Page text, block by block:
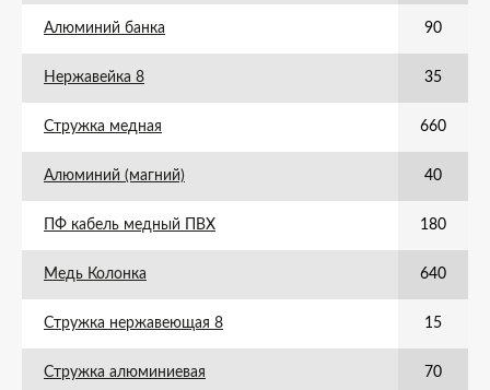
Алюминий банка 90
Нержавейка 8 35
Стружка медная 660
Алюминий (магний) 40
ПФ кабель медный ПВХ 180
Медь Колонка 640
Стружка нержавеющая 8 15
Стружка алюминиевая 70